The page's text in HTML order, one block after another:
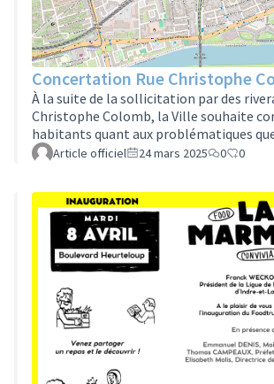
Concertation Rue Christophe
À la suite de la sollicitation par des
Christophe Colomb, la Ville souhaite
habitants quant aux problématiques
et les éventuelles solutions à y apporter.
rue Édouard Vaillant, ce qui peut
circulation inadaptée à cette voie.La
lieu le mardi 22 avril à 18h30. Si vous
participer, envoyez un mess…
Article officiel 24 mars 2025 0 0